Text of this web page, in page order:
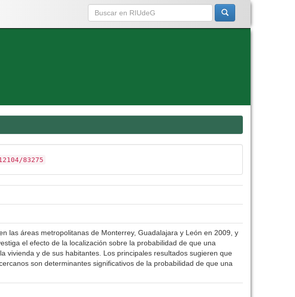
83275
las áreas metropolitanas de Monterrey, Guadalajara y León en 2009, y
el efecto de la localización sobre la probabilidad de que una
vivienda y de sus habitantes. Los principales resultados sugieren que
son determinantes significativos de la probabilidad de que una